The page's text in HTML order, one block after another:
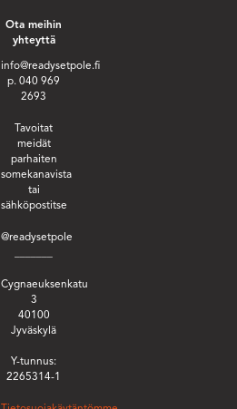
Ota meihin
yhteyttä
info@readysetpole.fi
p. 040 969
2693
Tavoitat
meidät
parhaiten
somekanavista
tai
sähköpostitse
@readysetpole
Cygnaeuksenkatu
3
40100
Jyväskylä
Y-tunnus:
2265314-1